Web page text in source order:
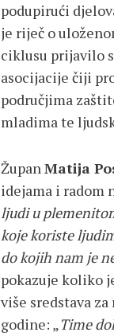
podupirući
je riječ o
ciklusu prijavilo
asocijacije čiji
područjima
mladima te
ŽupanMatija
idejama i radom
ljudi u
koje koriste
do kojih nam je
pokazuje koliko
više sredstava
godine: „Time